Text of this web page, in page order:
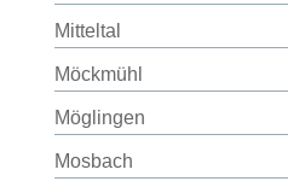
Mitteltal
Möckmühl
Möglingen
Mosbach